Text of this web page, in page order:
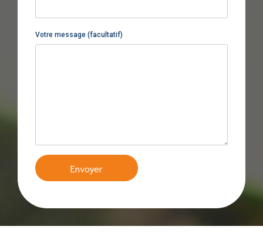
Votre message (facultatif)